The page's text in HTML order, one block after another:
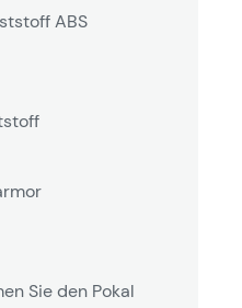
ABS
Sie den Pokal